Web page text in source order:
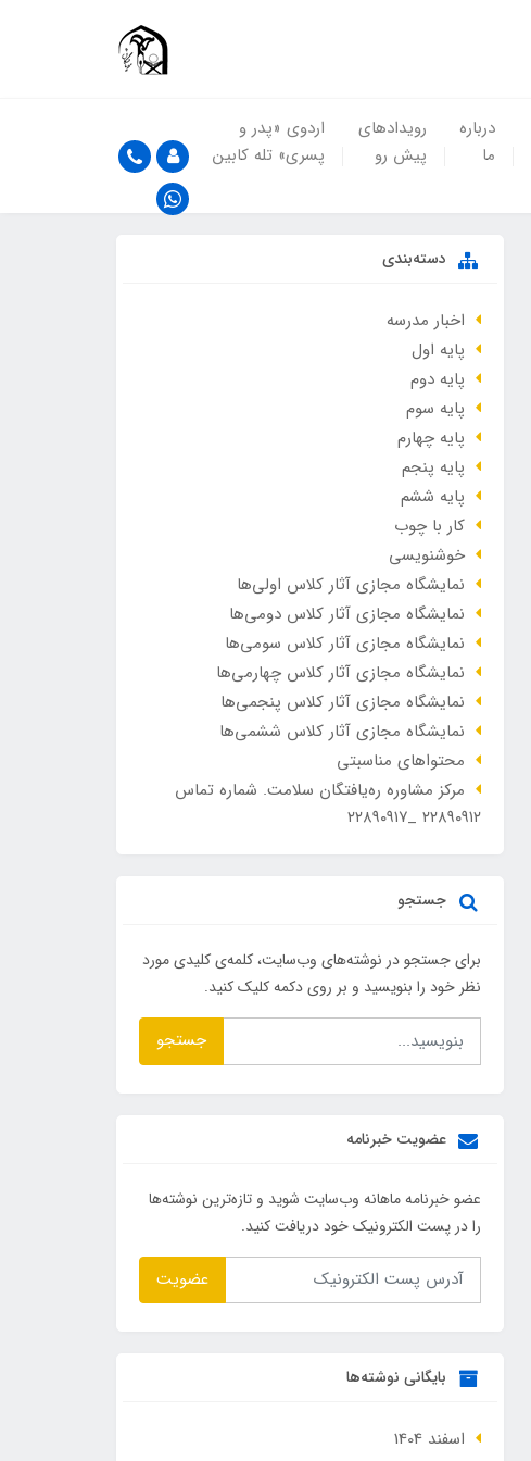
درباره
ما
رویدادهای
پیش رو
اردوی «پدر و
پسری» تله کابین
دسته‌بندی
اخبار مدرسه
پایه اول
پایه دوم
پایه سوم
پایه چهارم
پایه پنجم
پایه ششم
کار با چوب
خوشنویسی
نمایشگاه مجازی آثار کلاس اولی‌ها
نمایشگاه مجازی آثار کلاس دومی‌ها
نمایشگاه مجازی آثار کلاس سومی‌ها
نمایشگاه مجازی آثار کلاس چهارمی‌ها
نمایشگاه مجازی آثار کلاس پنجمی‌ها
نمایشگاه مجازی آثار کلاس ششمی‌ها
محتواهای مناسبتی
مرکز مشاوره ره‌یافتگان سلامت. شماره تماس
۲۲۸۹۰۹۱۲ _۲۲۸۹۰۹۱۷
جستجو
برای جستجو در نوشته‌های وب‌سایت، کلمه‌ی کلیدی مورد
نظر خود را بنویسید و بر روی دکمه کلیک کنید.
جستجو
عضویت خبرنامه
عضو خبرنامه ماهانه وب‌سایت شوید و تازه‌ترین نوشته‌ها
را در پست الکترونیک خود دریافت کنید.
عضویت
بایگانی نوشته‌ها
اسفند 1404